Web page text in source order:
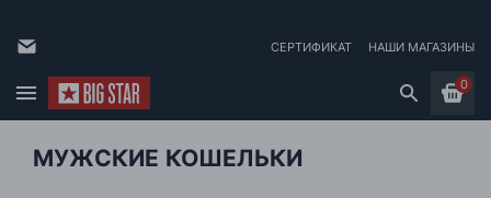
СЕРТИФИКАТ НАШИ МАГАЗИНЫ
0
МУЖСКИЕ КОШЕЛЬКИ